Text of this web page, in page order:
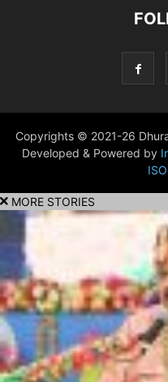
Copyrights © 2021-26
Developed & Powered by
MORE STORIES